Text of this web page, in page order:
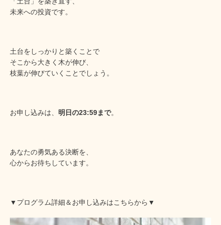
未来への投資です。
土台をしっかりと築くことで
そこから大きく木が伸び、
枝葉が伸びていくことでしょう。
お申し込みは、 明日の23:59まで。
あなたの勇気ある決断を、
心からお待ちしています。
▼プログラム詳細＆お申し込みはこちらから▼